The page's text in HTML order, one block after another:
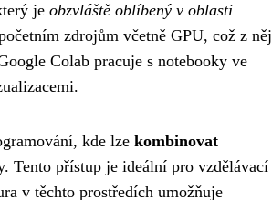
je obzvláště oblíbený v oblasti
zdrojům včetně GPU, což z něj
Colab pracuje s notebooky ve
kde lze kombinovat
Tento přístup je ideální pro vzdělávací
v těchto prostředích umožňuje